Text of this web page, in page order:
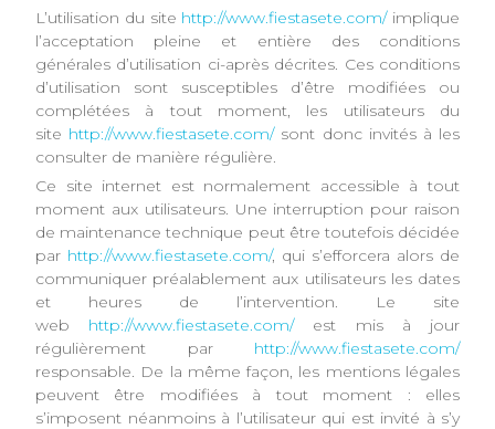
L’utilisation du site http://www.fiestasete.com/implique
l’acceptation pleine et entière des conditions
générales d’utilisation ci-après décrites. Ces conditions
d’utilisation sont susceptibles d’être modifiées ou
complétées à tout moment, les utilisateurs du
site http://www.fiestasete.com/sont donc invités à les
consulter de manière régulière.
Ce site internet est normalement accessible à tout
moment aux utilisateurs. Une interruption pour raison
de maintenance technique peut être toutefois décidée
par http://www.fiestasete.com/, qui s’efforcera alors de
communiquer préalablement aux utilisateurs les dates
et heures de l’intervention. Le site
web http://www.fiestasete.com/est mis à jour
régulièrement par http://www.fiestasete.com/
responsable. De la même façon, les mentions légales
peuvent être modifiées à tout moment : elles
s’imposent néanmoins à l’utilisateur qui est invité à s’y